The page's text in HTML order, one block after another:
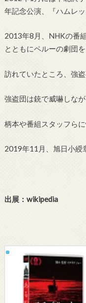
年記念公演、『ハムレッ
2013年8月、NHKの番
とともにペルーの劇団を
訪れていたところ、強
強盗団は銃で威嚇しな
柄本や番組スタッフらに
2019年11月、旭日小綬
出展：wikipedia